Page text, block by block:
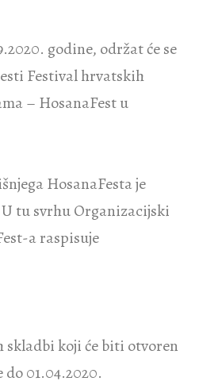
godine, održat će se
Festival hrvatskih
– HosanaFest u
HosanaFesta je
U tu svrhu Organizacijski
a raspisuje
skladbi koji će biti otvoren
01.04.2020.